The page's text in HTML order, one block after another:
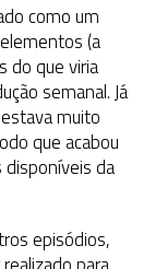
como um
(a
do que viria
semanal. Já
muito
que acabou
da
episódios,